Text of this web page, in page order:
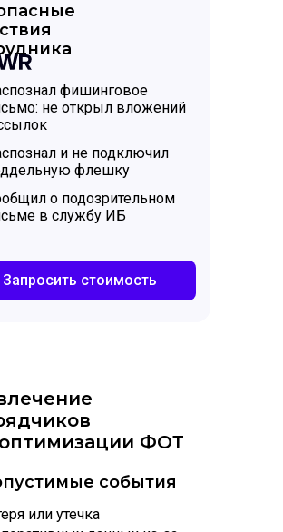
фишинговое
не открыл вложений
и не подключил
флешку
Запросить стоимость
о подозрительном
в службу ИБ
ФОТ
события
или утечка